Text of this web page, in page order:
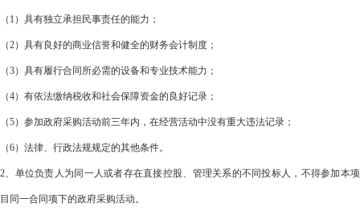
（1）具有独立承担民事责任的能力；
（2）具有良好的商业信誉和健全的财务会计制度；
（3）具有履行合同所必需的设备和专业技术能力；
（4）有依法缴纳税收和社会保障资金的良好记录；
（5）参加政府采购活动前三年内，在经营活动中没有重大违法记录；
（6）法律、行政法规规定的其他条件。
2、单位负责人为同一人或者存在直接控股、管理关系的不同投标人，不得参加本项
目同一合同项下的政府采购活动。